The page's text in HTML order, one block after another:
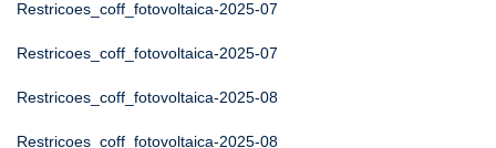
Restricoes_coff_fotovoltaica-2025-07
Restricoes_coff_fotovoltaica-2025-07
Restricoes_coff_fotovoltaica-2025-08
Restricoes_coff_fotovoltaica-2025-08